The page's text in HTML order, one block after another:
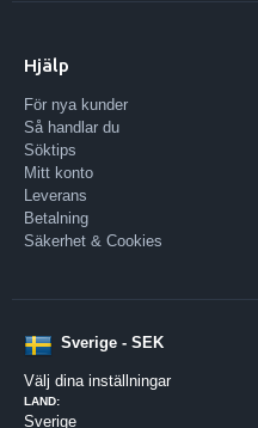
Hjälp
För nya kunder
Så handlar du
Söktips
Mitt konto
Leverans
Betalning
Säkerhet & Cookies
Sverige - SEK
Välj dina inställningar
LAND:
Sverige